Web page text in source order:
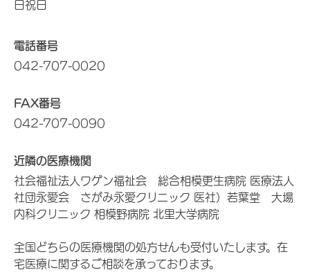
日祝日
電話番号
042-707-0020
FAX番号
042-707-0090
近隣の医療機関
社会福祉法人ワゲン福祉会 総合相模更生病院 医療法人
社団永愛会 さがみ永愛クリニック 医社）若葉堂 大場
内科クリニック 相模野病院 北里大学病院
全国どちらの医療機関の処方せんも受付いたします。在
宅医療に関するご相談を承っております。